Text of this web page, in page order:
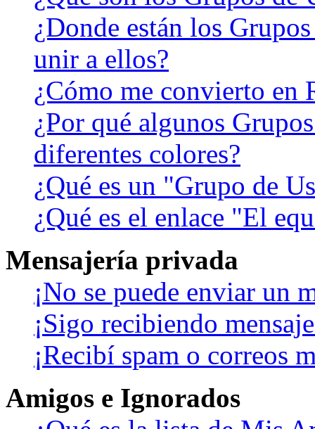
¿Donde están los
unir a ellos?
¿Cómo me convierto en
¿Por qué algunos
diferentes colores?
¿Qué es un "Grupo de
¿Qué es el enlace "El
Mensajería privada
¡No se puede enviar un
¡Sigo recibiendo
¡Recibí spam o correos
Amigos e Ignorados